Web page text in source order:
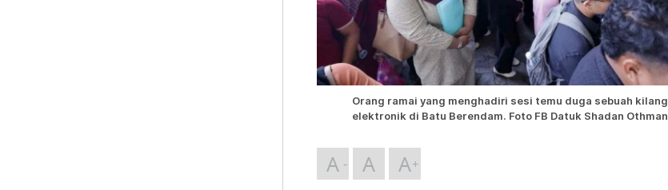
Orang ramai yang menghadiri sesi temu duga sebuah kilang
elektronik di Batu Berendam. Foto FB Datuk Shadan Othman
A A A